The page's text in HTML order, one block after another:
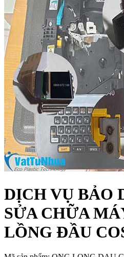
DỊCH VỤ BẢO
SỬA CHỮA
LỒNG ĐẦU